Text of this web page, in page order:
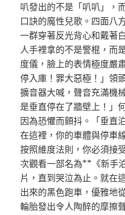
叭發出的不是「叭叭」，
口訣的魔性兒歌。四面八
一群穿著反光背心和戴著
人手裡拿的不是警棍，而
度儀，臉上的表情極度嚴
停入庫！罪大惡極！」領
擴音器大喊，聲音充滿機
是垂直停在了牆壁上！」
因為恐懼而顫抖。「垂直
在這裡，你的車體與停車
按照維度法則，你必須接
次觀看一部名為**《新手
片，直到哭泣為止。就在
出來的黑色跑車，優雅地
輪胎發出令人陶醉的摩擦